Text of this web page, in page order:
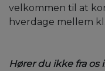
velkommen til at
hverdage mellem
Hører du ikke fra os